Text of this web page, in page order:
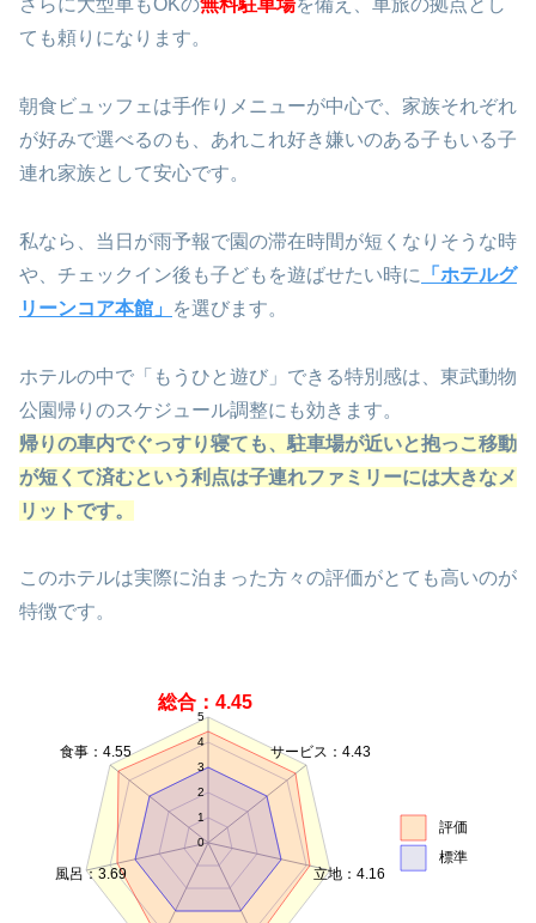
さらに大型車もOKの無料駐車場を備え、車旅の拠点とし
ても頼りになります。
朝食ビュッフェは手作りメニューが中心で、家族それぞれ
が好みで選べるのも、あれこれ好き嫌いのある子もいる子
連れ家族として安心です。
私なら、当日が雨予報で園の滞在時間が短くなりそうな時
や、チェックイン後も子どもを遊ばせたい時に
「ホテルグ
リーンコア本館」
を選びます。
ホテルの中で「もうひと遊び」できる特別感は、東武動物
公園帰りのスケジュール調整にも効きます。
帰りの車内でぐっすり寝ても、駐車場が近いと抱っこ移動
が短くて済むという利点は子連れファミリーには大きなメ
リットです。
このホテルは実際に泊まった方々の評価がとても高いのが
特徴です。
0
1
2
3
4
5
総合：4.45
サービス：4.43
立地：4.16
風呂：3.69
食事：4.55
評価
標準